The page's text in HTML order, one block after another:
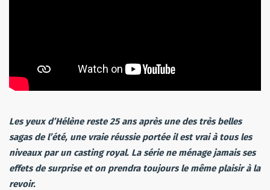
Les yeux d’Hélène reste 25 ans après une des très belles
sagas de l’été, une vraie réussie portée il est vrai à tous les
niveaux par un casting royal. La série ne ménage jamais ses
effets de surprise et on prendra toujours le même plaisir à la
revoir.